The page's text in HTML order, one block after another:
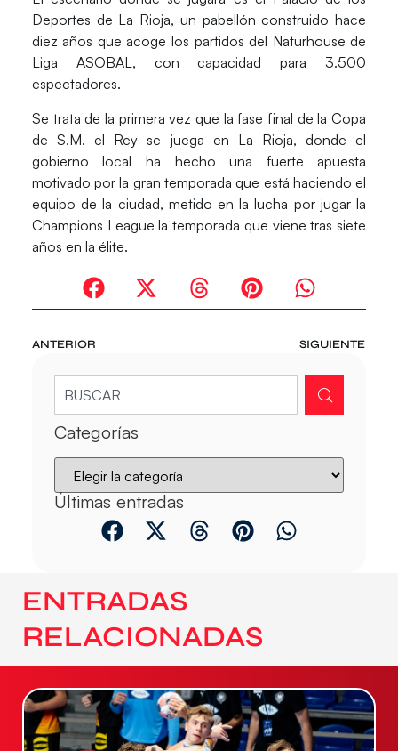
Deportes de La Rioja, un pabellón construido hace
diez años que acoge los partidos del Naturhouse de
Liga ASOBAL, con capacidad para 3.500
espectadores.
Se trata de la primera vez que la fase final de la Copa
de S.M. el Rey se juega en La Rioja, donde el
gobierno local ha hecho una fuerte apuesta
motivado por la gran temporada que está haciendo el
equipo de la ciudad, metido en la lucha por jugar la
Champions League la temporada que viene tras siete
años en la élite.
ANTERIOR SIGUIENTE
Categorías
Últimas entradas
ENTRADAS
RELACIONADAS